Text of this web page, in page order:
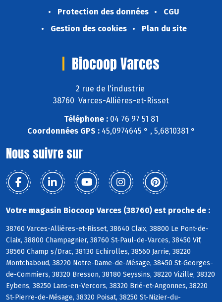
Protection des données
CGU
Gestion des cookies
Plan du site
Biocoop Varces
2 rue de l'industrie
38760 Varces-Allières-et-Risset
Téléphone :04 76 97 51 81
Coordonnées GPS :45,0974645 ° , 5,6810381 °
Nous suivre sur
Votre magasin Biocoop Varces (38760) est proche de :
38760 Varces-Allières-et-Risset, 38640 Claix, 38800 Le Pont-de-
Claix, 38800 Champagnier, 38760 St-Paul-de-Varces, 38450 Vif,
38560 Champ s/Drac, 38130 Echirolles, 38560 Jarrie, 38220
Montchaboud, 38220 Notre-Dame-de-Mésage, 38450 St-Georges-
de-Commiers, 38320 Bresson, 38180 Seyssins, 38220 Vizille, 38320
Eybens, 38250 Lans-en-Vercors, 38320 Brié-et-Angonnes, 38220
St-Pierre-de-Mésage, 38320 Poisat, 38250 St-Nizier-du-